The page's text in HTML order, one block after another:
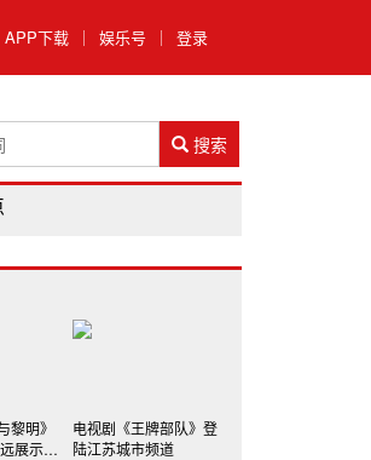
APP下载 ｜ 娱乐号 ｜ 登录
搜索
黎明》
展示初
电视剧《王牌部队》登
陆江苏城市频道